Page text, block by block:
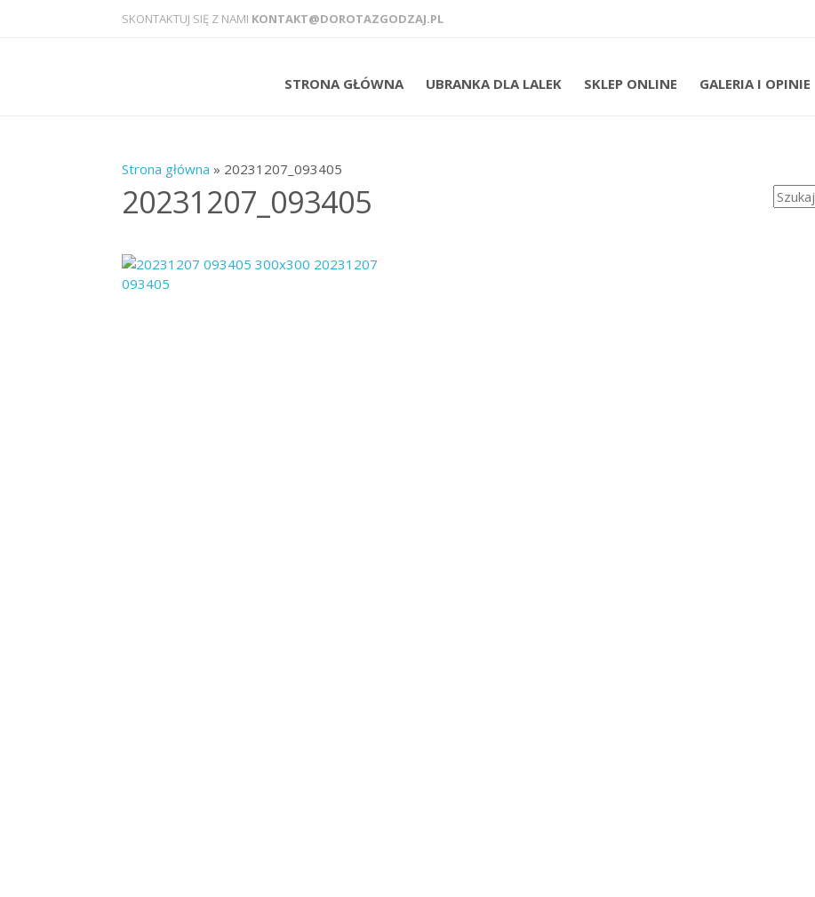
SKONTAKTUJ SIĘ Z NAMI KONTAKT@DOROTAZGODZAJ.PL
STRONA GŁÓWNA UBRANKA DLA LALEK SKLEP ONLINE GALERIA I OPINIE
Strona główna » 20231207_093405
20231207_093405
Szukaj: